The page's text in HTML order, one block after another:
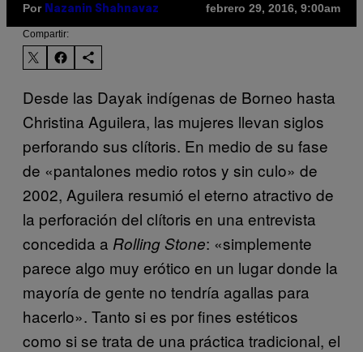
Por Nazanin Shahnavaz febrero 29, 2016, 9:00am
Compartir:
Desde las Dayak indígenas de Borneo hasta
Christina Aguilera, las mujeres llevan siglos
perforando sus clítoris. En medio de su fase
de «pantalones medio rotos y sin culo» de
2002, Aguilera resumió el eterno atractivo de
la perforación del clítoris en una entrevista
concedida a Rolling Stone: «simplemente
parece algo muy erótico en un lugar donde la
mayoría de gente no tendría agallas para
hacerlo». Tanto si es por fines estéticos
como si se trata de una práctica tradicional, el